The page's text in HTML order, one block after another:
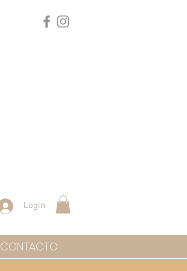
Login
CONTACTO